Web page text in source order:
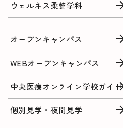
ウェルネス柔整学科
オープンキャンパス
WEBオープンキャンパス
中央医療オンライン学校ガイド
個別見学・夜間見学